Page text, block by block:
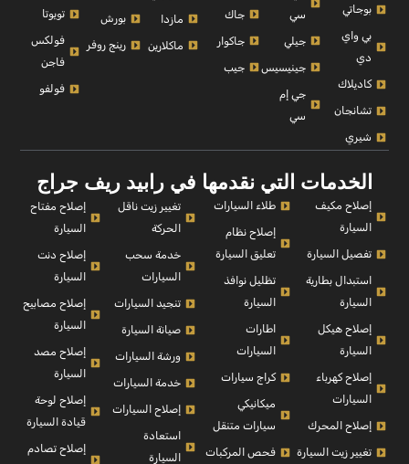
بوجاتي
بي واي
دي
كاديلاك
تشانجان
شيري
سي
جيلي
جينيسيس
جي إم
سي
جاك
جاكوار
جيب
مازدا
ماكلارين
بورش
رينج روفر
تويوتا
فولكس
فاجن
فولفو
الخدمات التي نقدمها في رابيد ريف جراج
إصلاح مكيف
السيارة
تفصيل السيارة
استبدال بطارية
السيارة
إصلاح هيكل
السيارة
إصلاح كهرباء
السيارات
إصلاح المحرك
تغيير زيت السيارة
طلاء السيارات
إصلاح نظام
تعليق السيارة
تظليل نوافذ
السيارة
اطارات
السيارات
كراج سيارات
ميكانيكي
سيارات متنقل
فحص المركبات
تغيير زيت ناقل
الحركة
خدمة سحب
السيارات
تنجيد السيارات
صيانة السيارة
ورشة السيارات
خدمة السيارات
إصلاح السيارات
استعادة
السيارة
إصلاح مفتاح
السيارة
إصلاح دنت
السيارة
إصلاح مصابيح
السيارة
إصلاح مصد
السيارة
إصلاح لوحة
قيادة السيارة
إصلاح تصادم